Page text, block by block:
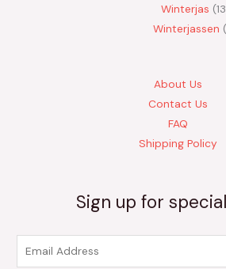
Winterjas 13
Winterjassen
About Us
Contact Us
FAQ
Shipping Policy
Sign up for
m